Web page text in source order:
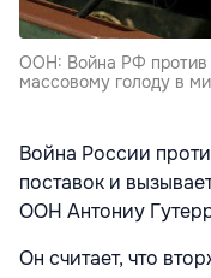
ООН: Война РФ против
массовому голоду в
Война России
поставок и
ООН Антониу
Он считает, что